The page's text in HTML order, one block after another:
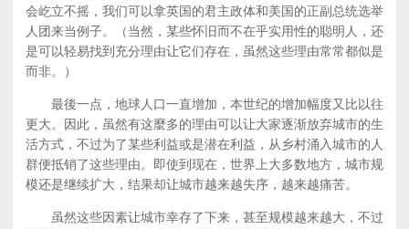
会屹立不摇，我们可以拿英国的君主政体和美国的正副总统选举
人团来当例子。（当然，某些怀旧而不在乎实用性的聪明人，还
是可以轻易找到充分理由让它们存在，虽然这些理由常常都似是
而非。）
最後一点，地球人口一直增加，本世纪的增加幅度又比以往
更大。因此，虽然有这麼多的理由可以让大家逐渐放弃城市的生
活方式，不过为了某些利益或是潜在利益，从乡村涌入城市的人
群便抵销了这些理由。即使到现在，世界上大多数地方，城市规
模还是继续扩大，结果却让城市越来越失序，越来越痛苦。
虽然这些因素让城市幸存了下来，甚至规模越来越大，不过